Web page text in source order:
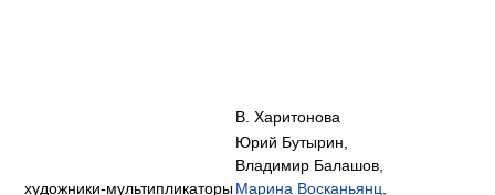
В. Харитонова
художники-мультипликаторы
Юрий Бутырин,
Владимир Балашов,
Марина Восканьянц